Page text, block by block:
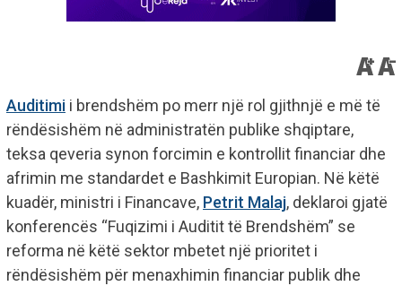
Auditimi i brendshëm po merr një rol gjithnjë e më të
rëndësishëm në administratën publike shqiptare,
teksa qeveria synon forcimin e kontrollit financiar dhe
afrimin me standardet e Bashkimit Europian. Në këtë
kuadër, ministri i Financave, Petrit Malaj, deklaroi gjatë
konferencës “Fuqizimi i Auditit të Brendshëm” se
reforma në këtë sektor mbetet një prioritet i
rëndësishëm për menaxhimin financiar publik dhe